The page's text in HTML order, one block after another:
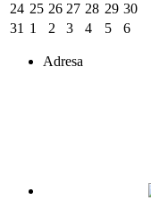
24 25 26 27 28 29 30
31 1 2 3 4 5 6
Adresa